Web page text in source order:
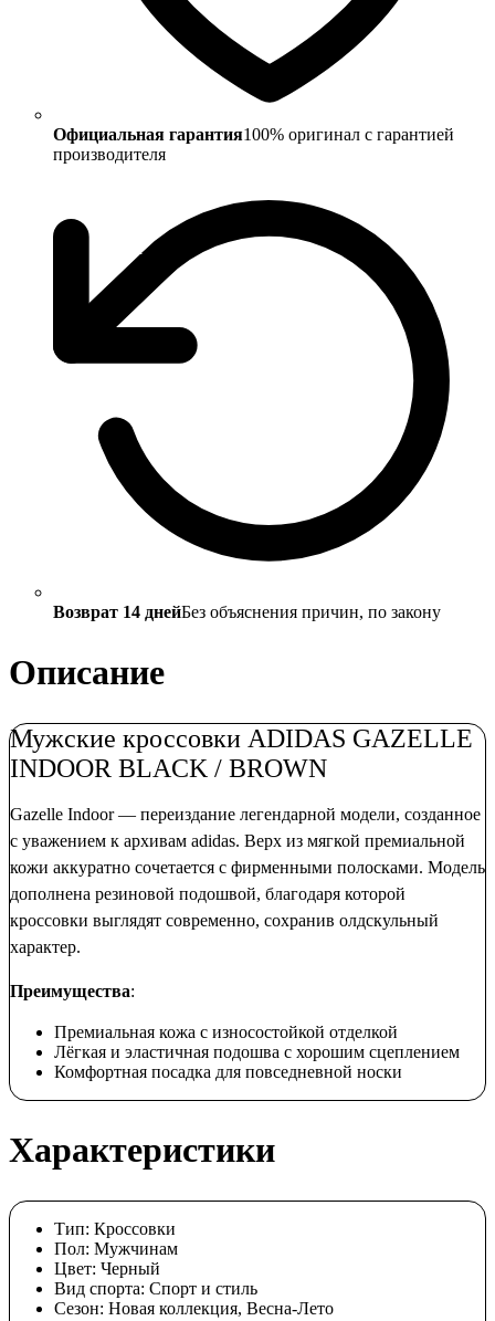
Официальная гарантия100% оригинал с гарантией
производителя
Возврат 14 днейБез объяснения причин, по закону
Описание
Мужские кроссовки ADIDAS GAZELLE
INDOOR BLACK / BROWN
Gazelle Indoor — переиздание легендарной модели, созданное
с уважением к архивам adidas. Верх из мягкой премиальной
кожи аккуратно сочетается с фирменными полосками. Модель
дополнена резиновой подошвой, благодаря которой
кроссовки выглядят современно, сохранив олдскульный
характер.
Преимущества:
Премиальная кожа с износостойкой отделкой
Лёгкая и эластичная подошва с хорошим сцеплением
Комфортная посадка для повседневной носки
Характеристики
Тип: Кроссовки
Пол: Мужчинам
Цвет: Черный
Вид спорта: Спорт и стиль
Сезон: Новая коллекция, Весна-Лето